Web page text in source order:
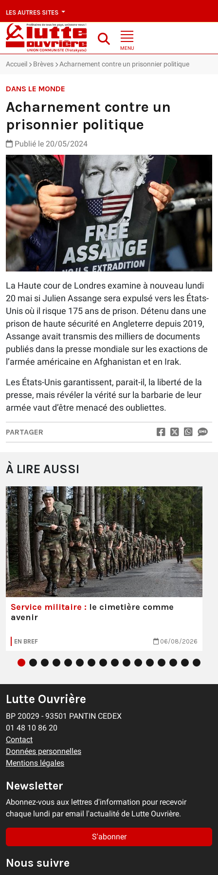
LES AUTRES SITES
MENU
Accueil Brèves Acharnement contre un prisonnier politique
DANS LE MONDE
Acharnement contre un
prisonnier politique
Publié le 20/05/2024
La Haute cour de Londres examine à nouveau lundi
20 mai si Julien Assange sera expulsé vers les États-
Unis où il risque 175 ans de prison. Détenu dans une
prison de haute sécurité en Angleterre depuis 2019,
Assange avait transmis des milliers de documents
publiés dans la presse mondiale sur les exactions de
l’armée américaine en Afghanistan et en Irak.
Les États-Unis garantissent, parait-il, la liberté de la
presse, mais révéler la vérité sur la barbarie de leur
armée vaut d’être menacé des oubliettes.
PARTAGER
À LIRE AUSSI
Service militaire : le cimetière comme
avenir
EN BREF 06/08/2026
Lutte Ouvrière
BP 20029 - 93501 PANTIN CEDEX
01 48 10 86 20
Contact
Données personnelles
Mentions légales
Newsletter
Abonnez-vous aux lettres d'information pour recevoir
chaque lundi par email l'actualité de Lutte Ouvrière.
S'abonner
Nous suivre